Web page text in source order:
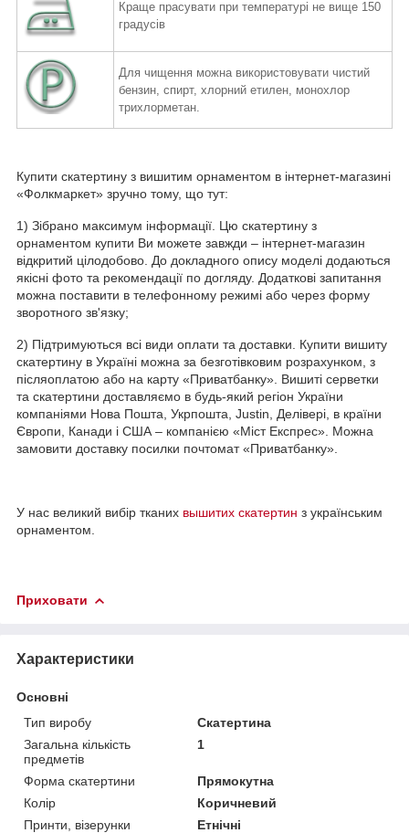
Краще прасувати при температурі не вище 150
градусів
Для чищення можна використовувати чистий
бензин, спирт, хлорний етилен, монохлор
трихлорметан.
Купити скатертину з вишитим орнаментом в інтернет-магазині
«Фолкмаркет» зручно тому, що тут:
1) Зібрано максимум інформації. Цю скатертину з
орнаментом купити Ви можете завжди – інтернет-магазин
відкритий цілодобово. До докладного опису моделі додаються
якісні фото та рекомендації по догляду. Додаткові запитання
можна поставити в телефонному режимі або через форму
зворотного зв'язку;
2) Підтримуються всі види оплати та доставки. Купити вишиту
скатертину в Україні можна за безготівковим розрахунком, з
післяоплатою або на карту «Приватбанку». Вишиті серветки
та скатертини доставляємо в будь-який регіон України
компаніями Нова Пошта, Укрпошта, Justin, Делівері, в країни
Європи, Канади і США – компанією «Міст Експрес». Можна
замовити доставку посилки почтомат «Приватбанку».
У нас великий вибір тканих вышитих скатертин з українським
орнаментом.
Приховати
Характеристики
Основні
Тип виробу
Скатертина
Загальна кількість
предметів
1
Форма скатертини
Прямокутна
Колір
Коричневий
Принти, візерунки
Етнічні